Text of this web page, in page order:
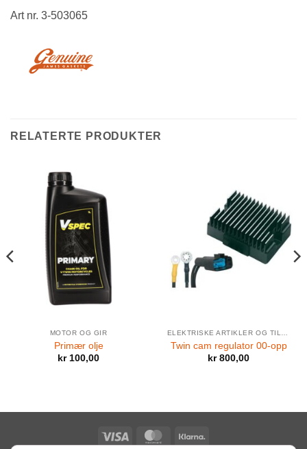
Art nr. 3-503065
RELATERTE PRODUKTER
MOTOR OG GIR
Primær olje
kr100,00
ELEKTRISKE ARTIKLER OG TILBEHØR
Twin cam regulator 00-opp
kr800,00
Visa MasterCard